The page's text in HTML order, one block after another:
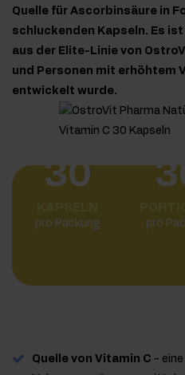
Quelle für Ascorbinsäure in
schluckenden Kapseln. Es
aus der Elite-Linie von
und Personen mit erhöhtem
entwickelt wurde.
30
pro Packung pro
Quelle von Vitamin C -